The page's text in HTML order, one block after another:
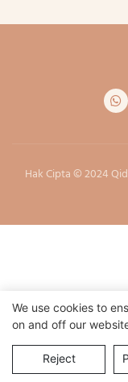
Hak Cipta © 2024
We use cookies to
on and off our
Reject